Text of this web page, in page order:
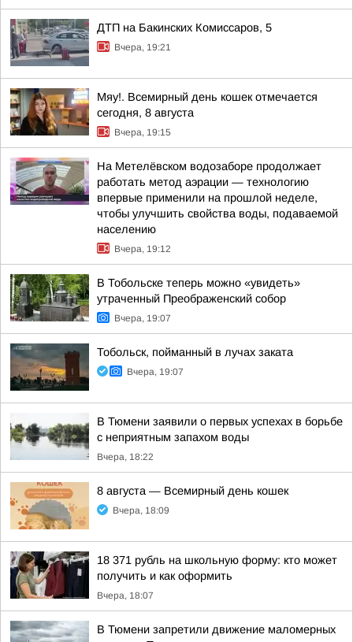
ДТП на Бакинских Комиссаров, 5
Вчера, 19:21
Мяу!. Всемирный день кошек отмечается
сегодня, 8 августа
Вчера, 19:15
На Метелёвском водозаборе продолжает
работать метод аэрации — технологию
впервые применили на прошлой неделе,
чтобы улучшить свойства воды, подаваемой
населению
Вчера, 19:12
В Тобольске теперь можно «увидеть»
утраченный Преображенский собор
Вчера, 19:07
Тобольск, пойманный в лучах заката
Вчера, 19:07
В Тюмени заявили о первых успехах в борьбе
с неприятным запахом воды
Вчера, 18:22
8 августа — Всемирный день кошек
Вчера, 18:09
18 371 рубль на школьную форму: кто может
получить и как оформить
Вчера, 18:07
В Тюмени запретили движение маломерных